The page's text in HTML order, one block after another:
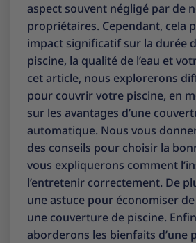
aspect souvent négligé par de
propriétaires. Cependant, cela
impact significatif sur la durée
piscine, la qualité de l’eau et
cet article, nous explorerons
pour couvrir votre piscine, en
sur les avantages d’une
automatique. Nous vous
des conseils pour choisir la
vous expliquerons comment
l’entretenir correctement. De
une astuce pour économiser de
une couverture de piscine.
aborderons les bienfaits d’une